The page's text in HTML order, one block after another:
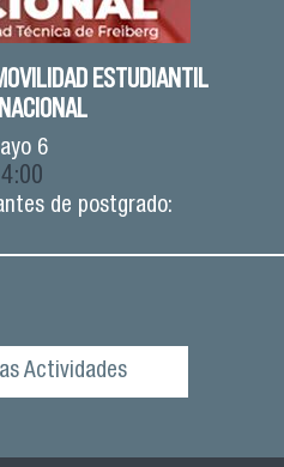
ESTUDIANTIL
6
de postgrado:
Actividades